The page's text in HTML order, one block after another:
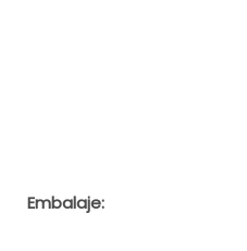
Embalaje: